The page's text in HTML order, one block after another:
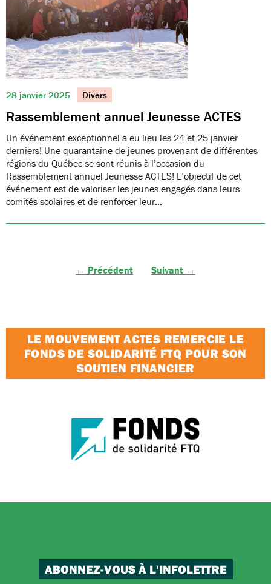
28 janvier 2025 Divers
Rassemblement annuel Jeunesse ACTES
Un événement exceptionnel a eu lieu les 24 et 25 janvier
derniers! Une quarantaine de jeunes provenant de différentes
régions du Québec se sont réunis à l’occasion du
Rassemblement annuel Jeunesse ACTES! L’objectif de cet
événement est de valoriser les jeunes engagés dans leurs
comités scolaires et de renforcer leur…
← Précédent Suivant →
LE MOUVEMENT ACTES REMERCIE LE
FONDS DE SOLIDARITÉ FTQ POUR SON
SOUTIEN FINANCIER
ABONNEZ-VOUS À L'INFOLETTRE